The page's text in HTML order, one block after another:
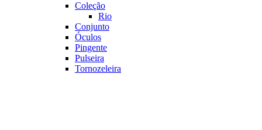
Coleção
Rio
Conjunto
Óculos
Pingente
Pulseira
Tornozeleira